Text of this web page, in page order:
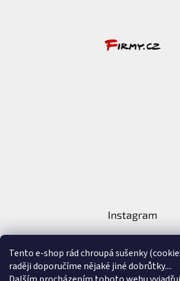
Tento e-shop rád chroupá sušenky
raději doporučíme nějaké jiné dobrůtky....
Instagram